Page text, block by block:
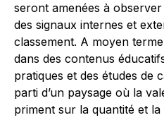
seront amenées à
des signaux internes et
classement. A moyen
dans des contenus
pratiques et des études de
parti d’un paysage où la
priment sur la quantité et